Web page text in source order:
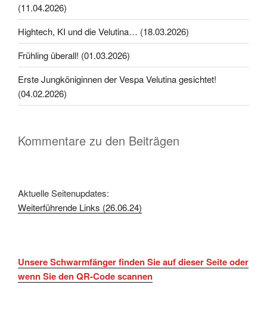
(11.04.2026)
Hightech, KI und die Velutina… (18.03.2026)
Frühling überall! (01.03.2026)
Erste Jungköniginnen der Vespa Velutina gesichtet!
(04.02.2026)
Kommentare zu den Beiträgen
Aktuelle Seitenupdates:
Weiterführende Links (26.06.24)
Unsere Schwarmfänger finden Sie auf dieser Seite oder
wenn Sie den QR-Code scannen